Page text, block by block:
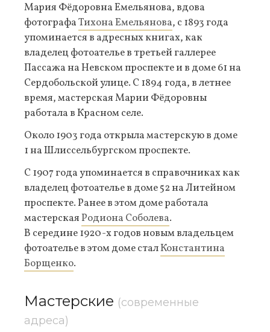
Мария Фёдоровна Емельянова, вдова
фотографаТихона Емельянова, с 1893 года
упоминается в адресных книгах, как
владелец фотоателье в третьей галлерее
Пассажа на Невском проспекте и в доме 61 на
Сердобольской улице. С 1894 года, в летнее
время, мастерская Марии Фёдоровны
работала в Красном селе.
Около 1903 года открыла мастерскую в доме
1 на Шлиссельбургском проспекте.
С 1907 года упоминается в справочниках как
владелец фотоателье в доме 52 на Литейном
проспекте. Ранее в этом доме работала
мастерскаяРодиона Соболева.
В середине 1920-х годов новым владельцем
фотоателье в этом доме сталКонстантина
Борщенко.
Мастерские (современные
адреса)